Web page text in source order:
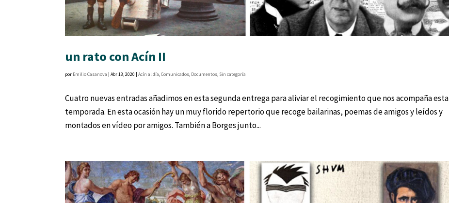
un rato con Acín II
por Emilio Casanova |Abr 13, 2020 |Acín al día,Comunicados, Documentos, Sin categoría
Cuatro nuevas entradas añadimos en esta segunda entrega para aliviar el recogimiento que nos acompaña esta
temporada. En esta ocasión hay un muy florido repertorio que recoge bailarinas, poemas de amigos y leídos y
montados en vídeo por amigos. También a Borges junto...